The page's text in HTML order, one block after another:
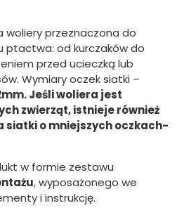
woliery przeznaczona do
ptactwa: od kurczaków do
przed ucieczką lub
Wymiary oczek siatki –
Jeśli woliera jest
zwierząt, istnieje również
siatki o mniejszych oczkach-
w formie zestawu
, wyposażonego we
i instrukcję.